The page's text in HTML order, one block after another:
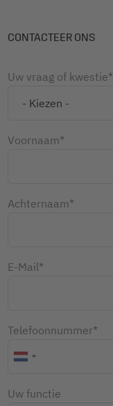
CONTACTEER ONS
Uw vraag of kwestie*
Voornaam*
Achternaam*
E-Mail*
Telefoonnummer*
Uw functie